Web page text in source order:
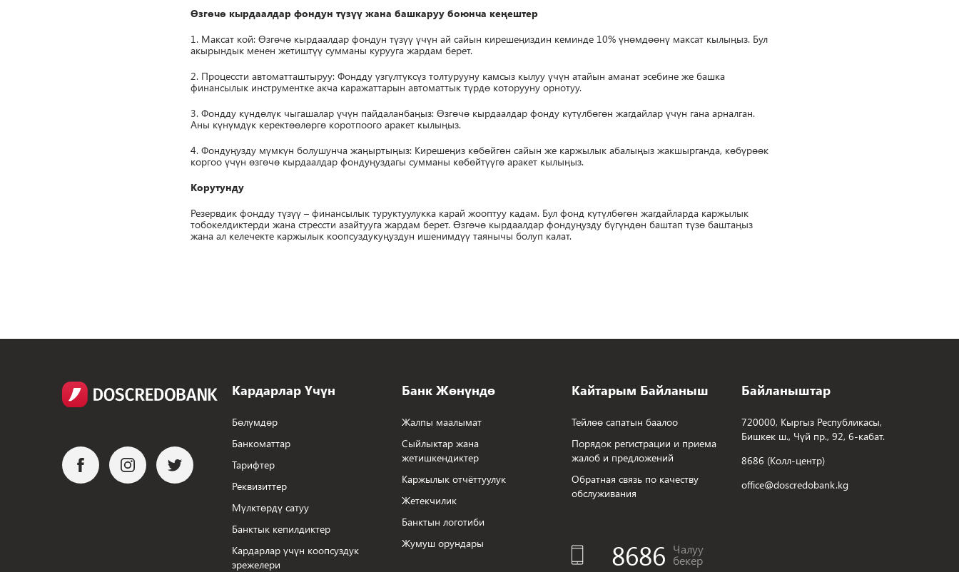
Өзгөчө кырдаалдар фондун түзүү жана башкаруу боюнча кеңештер
1. Максат кой: Өзгөчө кырдаалдар фондун түзүү үчүн ай сайын кирешеңиздин кеминде 10% үнөмдөөнү максат кылыңыз. Бул
акырындык менен жетиштүү сумманы курууга жардам берет.
2. Процессти автоматташтыруу: Фондду үзгүлтүксүз толтурууну камсыз кылуу үчүн атайын аманат эсебине же башка
финансылык инструментке акча каражаттарын автоматтык түрдө которууну орнотуу.
3. Фондду күндөлүк чыгашалар үчүн пайдаланбаңыз: Өзгөчө кырдаалдар фонду күтүлбөгөн жагдайлар үчүн гана арналган.
Аны күнүмдүк керектөөлөргө коротпоого аракет кылыңыз.
4. Фондуңузду мүмкүн болушунча жаңыртыңыз: Кирешеңиз көбөйгөн сайын же каржылык абалыңыз жакшырганда, көбүрөөк
коргоо үчүн өзгөчө кырдаалдар фондуңуздагы сумманы көбөйтүүгө аракет кылыңыз.
Корутунду
Резервдик фондду түзүү – финансылык туруктуулукка карай жооптуу кадам. Бул фонд күтүлбөгөн жагдайларда каржылык
тобокелдиктерди жана стрессти азайтууга жардам берет. Өзгөчө кырдаалдар фондуңузду бүгүндөн баштап түзө баштаңыз
жана ал келечекте каржылык коопсуздукуңуздун ишенимдүү таянычы болуп калат.
Кардарлар Үчүн
Бөлүмдөр
Банкоматтар
Тарифтер
Реквизиттер
Мүлктөрдү сатуу
Банктык кепилдиктер
Кардарлар үчүн коопсуздук
эрежелери
Банк Жөнүндө
Жалпы маалымат
Сыйлыктар жана
жетишкендиктер
Каржылык отчёттуулук
Жетекчилик
Банктын логотиби
Жумуш орундары
Кайтарым Байланыш
Тейлөө сапатын баалоо
Порядок регистрации и приема
жалоб и предложений
Обратная связь по качеству
обслуживания
8686 Чалуу
бекер
Байланыштар
720000, Кыргыз Республикасы,
Бишкек ш., Чүй пр., 92, 6-кабат.
8686 (Колл-центр)
office@doscredobank.kg